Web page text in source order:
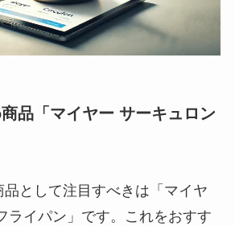
品「マイヤー サーキュロン
として注目すべきは「マイヤ
ライパン」です。これをおすす